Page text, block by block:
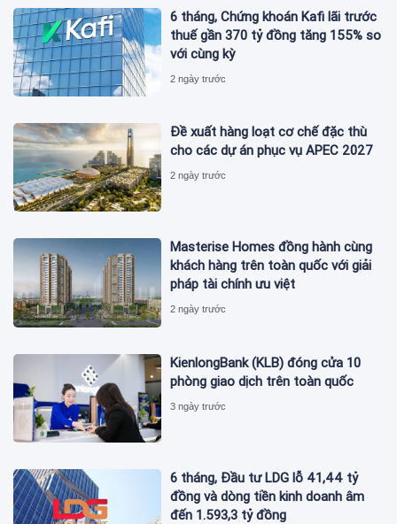
6 tháng, Chứng khoán Kafi lãi trước
thuế gần 370 tỷ đồng tăng 155% so
với cùng kỳ
2 ngày trước
Đề xuất hàng loạt cơ chế đặc thù
cho các dự án phục vụ APEC 2027
2 ngày trước
Masterise Homes đồng hành cùng
khách hàng trên toàn quốc với giải
pháp tài chính ưu việt
2 ngày trước
KienlongBank (KLB) đóng cửa 10
phòng giao dịch trên toàn quốc
3 ngày trước
6 tháng, Đầu tư LDG lỗ 41,44 tỷ
đồng và dòng tiền kinh doanh âm
đến 1.593,3 tỷ đồng